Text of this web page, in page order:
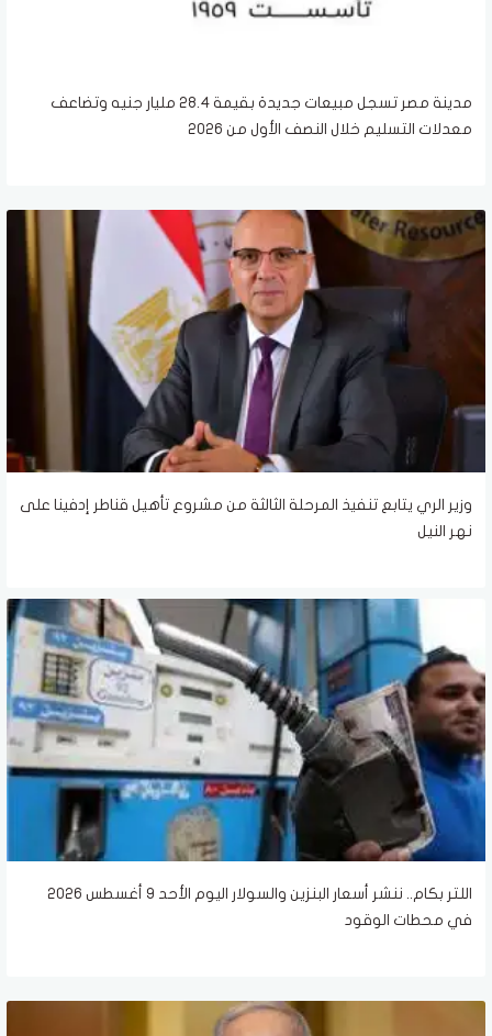
مدينة مصر تسجل مبيعات جديدة بقيمة 28.4 مليار جنيه وتضاعف
معدلات التسليم خلال النصف الأول من 2026
وزير الري يتابع تنفيذ المرحلة الثالثة من مشروع تأهيل قناطر إدفينا على
نهر النيل
اللتر بكام.. ننشر أسعار البنزين والسولار اليوم الأحد 9 أغسطس 2026
في محطات الوقود